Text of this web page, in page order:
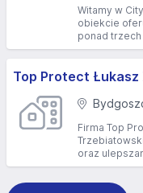
Witamy w
obiekcie
ponad trzech
Top Protect
Firma Top
oraz